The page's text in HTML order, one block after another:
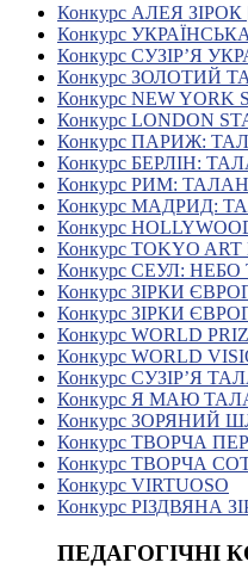
Конкурс АЛЕЯ ЗІРОК
Конкурс
Конкурс СУЗІР’Я
Конкурс ЗОЛОТИЙ
Конкурс NEW YORK
Конкурс LONDON
Конкурс ПАРИЖ:
Конкурс БЕРЛІН:
Конкурс РИМ:
Конкурс МАДРИД:
Конкурс
Конкурс TOKYO ART
Конкурс СЕУЛ:
Конкурс ЗІРКИ
Конкурс ЗІРКИ
Конкурс WORLD
Конкурс WORLD
Конкурс СУЗІР’Я
Конкурс Я МАЮ
Конкурс ЗОРЯНИЙ
Конкурс ТВОРЧА
Конкурс ТВОРЧА
Конкурс VIRTUOSO
Конкурс РІЗДВЯНА
ПЕДАГОГІЧНІ